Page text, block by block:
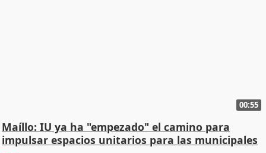
00:55
Maíllo: IU ya ha "empezado" el camino para
impulsar espacios unitarios para las municipales